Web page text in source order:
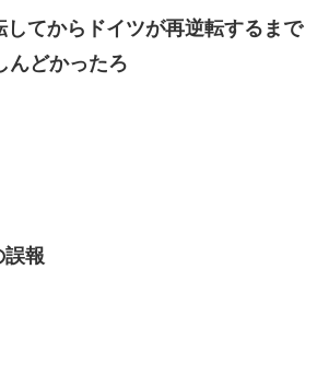
してからドイツが再逆転するまで
んどかったろ
誤報